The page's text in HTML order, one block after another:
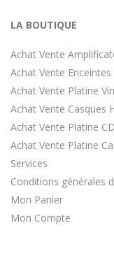
LA BOUTIQUE
Achat Vente
Achat Vente
Achat Vente Platine
Achat Vente Casques
Achat Vente Platine
Achat Vente Platine
Services
Conditions générales
Mon Panier
Mon Compte